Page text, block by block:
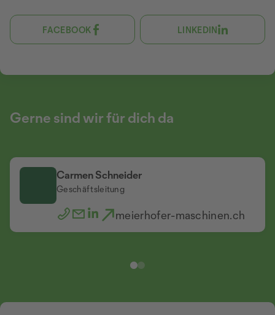
FACEBOOK LINKEDIN
Gerne sind wir für dich da
Carmen Schneider
Geschäftsleitung
meierhofer-maschinen.ch
Hugo Meierhofer
www.inoxmontagen.ch